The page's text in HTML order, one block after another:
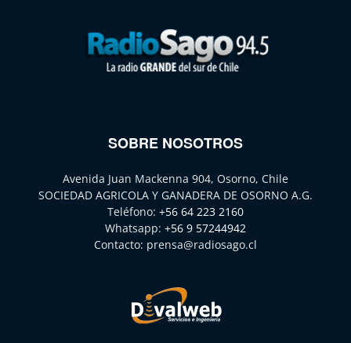
SOBRE NOSOTROS
Avenida Juan Mackenna 904, Osorno, Chile
SOCIEDAD AGRICOLA Y GANADERA DE OSORNO A.G.
Teléfono: +56 64 223 2160
Whatsapp: +56 9 57244942
Contacto: prensa@radiosago.cl